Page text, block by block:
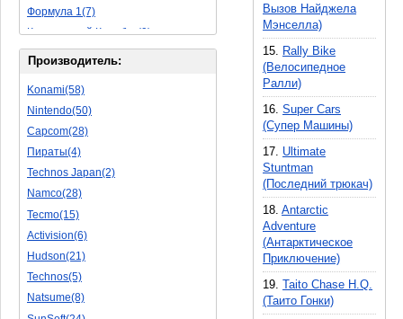
Вызов Найджела
Мэнселла)
15.
Rally Bike
(Велосипедное
Ралли)
16.Super Cars
(Супер Машины)
17. Ultimate
Stuntman
(Последний трюкач)
18.Antarctic
Adventure
(Антарктическое
Приключение)
19.Taito Chase H.Q.
(Таито Гонки)
Формула 1(7)
Космический Корабль(9)
Баскетбол(10)
Мультфильм(20)
Роботы(15)
Дебильные(1)
2D(164)
На Русском Языке(11)
Бокс(6)
Карате(11)
Избей Их Всех(22)
Мотокросс(4)
Реслинг(10)
Подводная Лодка(2)
Производитель:
Konami(58)
Nintendo(50)
Capcom(28)
Пираты(4)
Technos Japan(2)
Namco(28)
Tecmo(15)
Activision(6)
Hudson(21)
Technos(5)
Natsume(8)